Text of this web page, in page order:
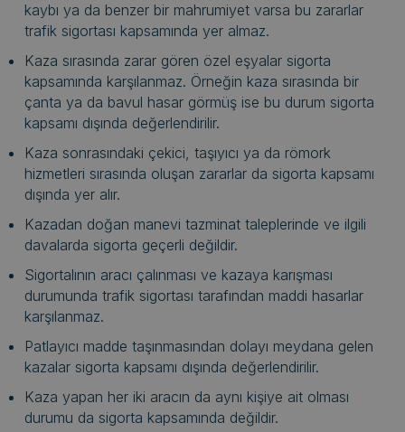
kaybı ya da benzer bir mahrumiyet varsa bu zararlar
trafik sigortası kapsamında yer almaz.
Kaza sırasında zarar gören özel eşyalar sigorta
kapsamında karşılanmaz. Örneğin kaza sırasında bir
çanta ya da bavul hasar görmüş ise bu durum sigorta
kapsamı dışında değerlendirilir.
Kaza sonrasındaki çekici, taşıyıcı ya da römork
hizmetleri sırasında oluşan zararlar da sigorta kapsamı
dışında yer alır.
Kazadan doğan manevi tazminat taleplerinde ve ilgili
davalarda sigorta geçerli değildir.
Sigortalının aracı çalınması ve kazaya karışması
durumunda trafik sigortası tarafından maddi hasarlar
karşılanmaz.
Patlayıcı madde taşınmasından dolayı meydana gelen
kazalar sigorta kapsamı dışında değerlendirilir.
Kaza yapan her iki aracın da aynı kişiye ait olması
durumu da sigorta kapsamında değildir.